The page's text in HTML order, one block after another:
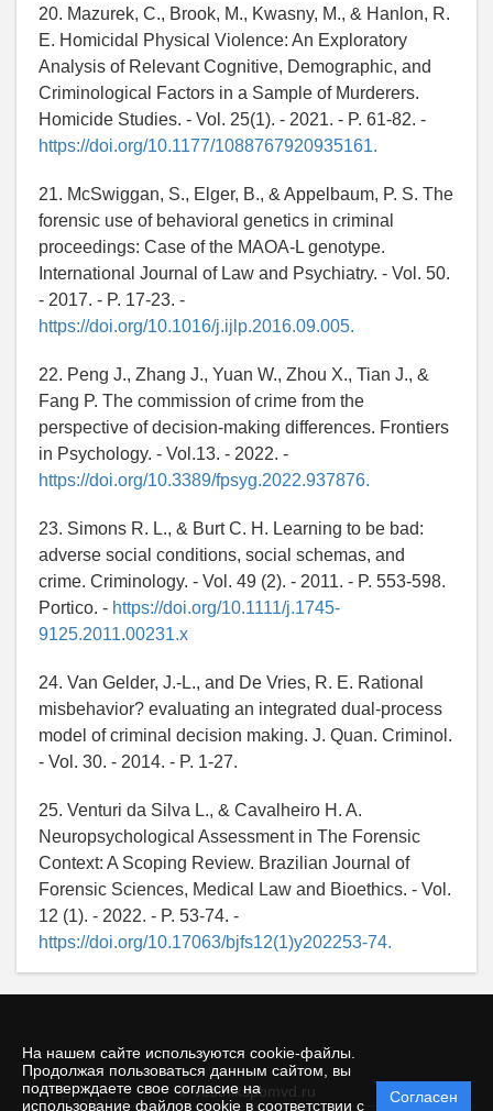
На нашем сайте используются cookie-файлы.
Продолжая пользоваться данным сайтом, вы
подтверждаете свое согласие на
использование файлов cookie в соответствии с
Согласен
20. Mazurek, C., Brook, M., Kwasny, M., & Hanlon, R.
E. Homicidal Physical Violence: An Exploratory
Analysis of Relevant Cognitive, Demographic, and
Criminological Factors in a Sample of Murderers.
Homicide Studies. - Vol. 25(1). - 2021. - P. 61-82. -
https://doi.org/10.1177/1088767920935161.
21. McSwiggan, S., Elger, B., & Appelbaum, P. S. The
forensic use of behavioral genetics in criminal
proceedings: Case of the MAOA-L genotype.
International Journal of Law and Psychiatry. - Vol. 50.
- 2017. - P. 17-23. -
https://doi.org/10.1016/j.ijlp.2016.09.005.
22. Peng J., Zhang J., Yuan W., Zhou X., Tian J., &
Fang P. The commission of crime from the
perspective of decision-making differences. Frontiers
in Psychology. - Vol.13. - 2022. -
https://doi.org/10.3389/fpsyg.2022.937876.
23. Simons R. L., & Burt C. H. Learning to be bad:
adverse social conditions, social schemas, and
crime. Criminology. - Vol. 49 (2). - 2011. - P. 553-598.
Portico. - https://doi.org/10.1111/j.1745-
9125.2011.00231.x
24. Van Gelder, J.-L., and De Vries, R. E. Rational
misbehavior? evaluating an integrated dual-process
model of criminal decision making. J. Quan. Criminol.
- Vol. 30. - 2014. - P. 1-27.
25. Venturi da Silva L., & Cavalheiro H. A.
Neuropsychological Assessment in The Forensic
Context: A Scoping Review. Brazilian Journal of
Forensic Sciences, Medical Law and Bioethics. - Vol.
12 (1). - 2022. - P. 53-74. -
https://doi.org/10.17063/bjfs12(1)y202253-74.
© vestnikspbmvd.ru
Политика